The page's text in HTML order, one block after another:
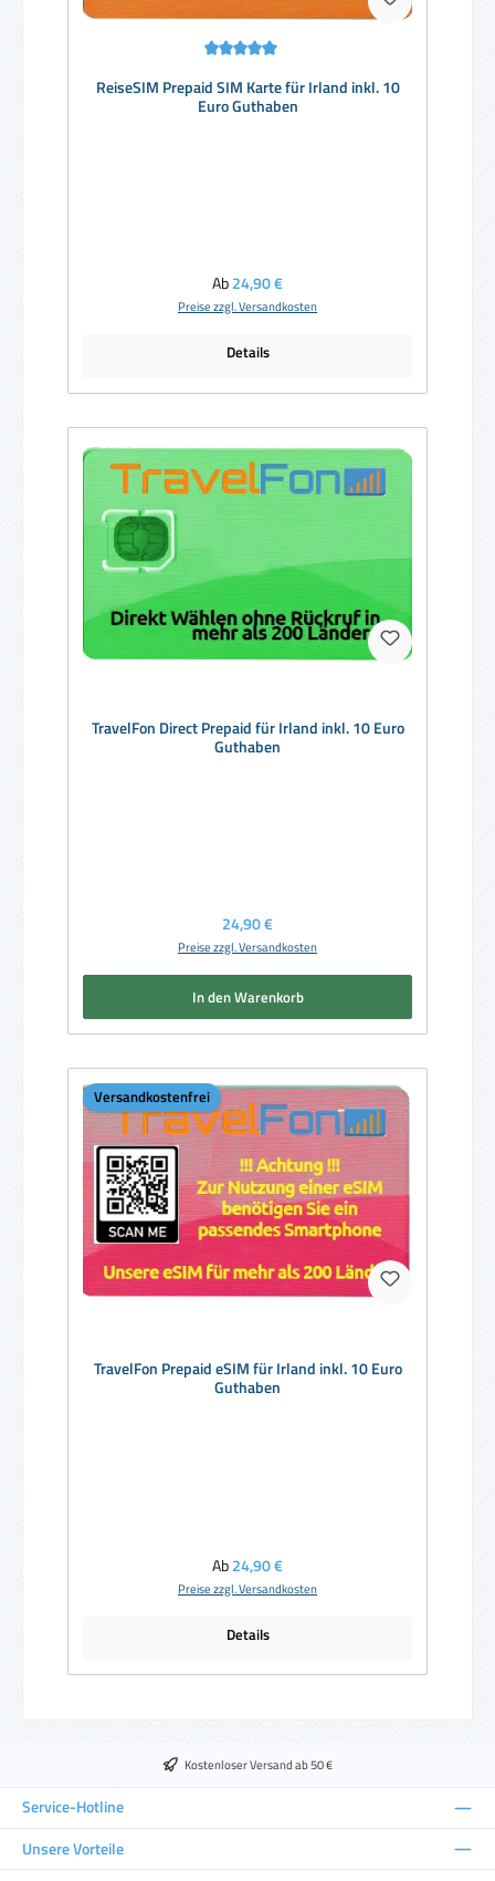
ReiseSIM Prepaid SIM Karte für Irland inkl. 10
Euro Guthaben
Regulärer Preis:
Ab24,90 €
Preise zzgl. Versandkosten
Details
TravelFon Direct Prepaid für Irland inkl. 10 Euro
Guthaben
Regulärer Preis:
24,90 €
Preise zzgl. Versandkosten
In den Warenkorb
Versandkostenfrei
TravelFon Prepaid eSIM für Irland inkl. 10 Euro
Guthaben
Regulärer Preis:
Ab24,90 €
Preise zzgl. Versandkosten
Details
Kostenloser Versand ab 50 €
Service-Hotline
Unsere Vorteile